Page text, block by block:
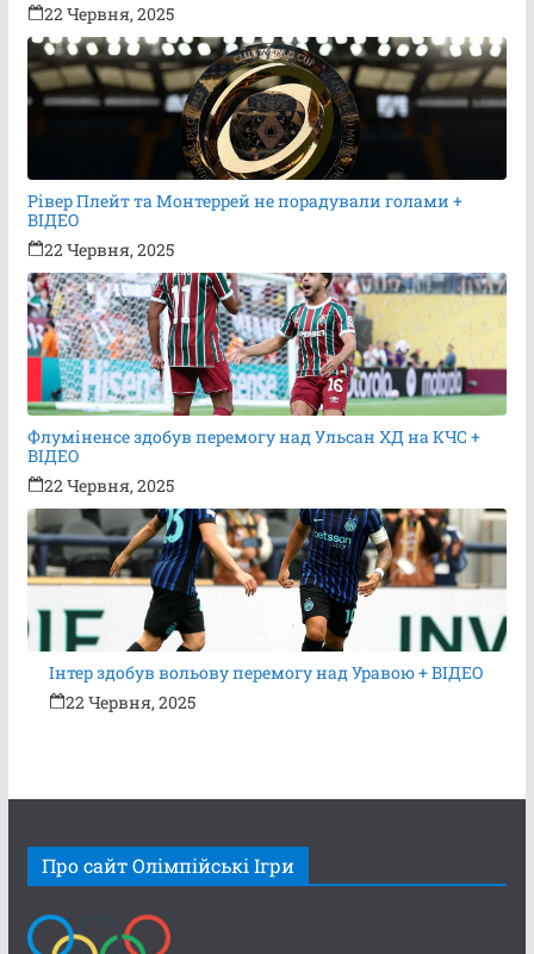
22 Червня, 2025
Рівер Плейт та Монтеррей не порадували голами +
ВІДЕО
22 Червня, 2025
Флуміненсе здобув перемогу над Ульсан ХД на КЧС +
ВІДЕО
22 Червня, 2025
Інтер здобув вольову перемогу над Уравою + ВІДЕО
22 Червня, 2025
Про сайт Олімпійські Ігри